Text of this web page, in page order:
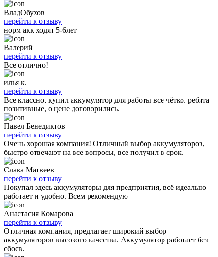
ВладОбухов
перейти к отзыву
норм акк ходят 5-6лет
Валерий
перейти к отзыву
Все отлично!
илья к.
перейти к отзыву
Все классно, купил аккумулятор для работы все чётко, ребята
позитивные, о цене договорились.
Павел Бенедиктов
перейти к отзыву
Очень хорошая компания! Отличный выбор аккумуляторов,
быстро отвечают на все вопросы, все получил в срок.
Слава Матвеев
перейти к отзыву
Покупал здесь аккумуляторы для предприятия, всё идеально
работает и удобно. Всем рекомендую
Анастасия Комарова
перейти к отзыву
Отличная компания, предлагает широкий выбор
аккумуляторов высокого качества. Аккумулятор работает без
сбоев.